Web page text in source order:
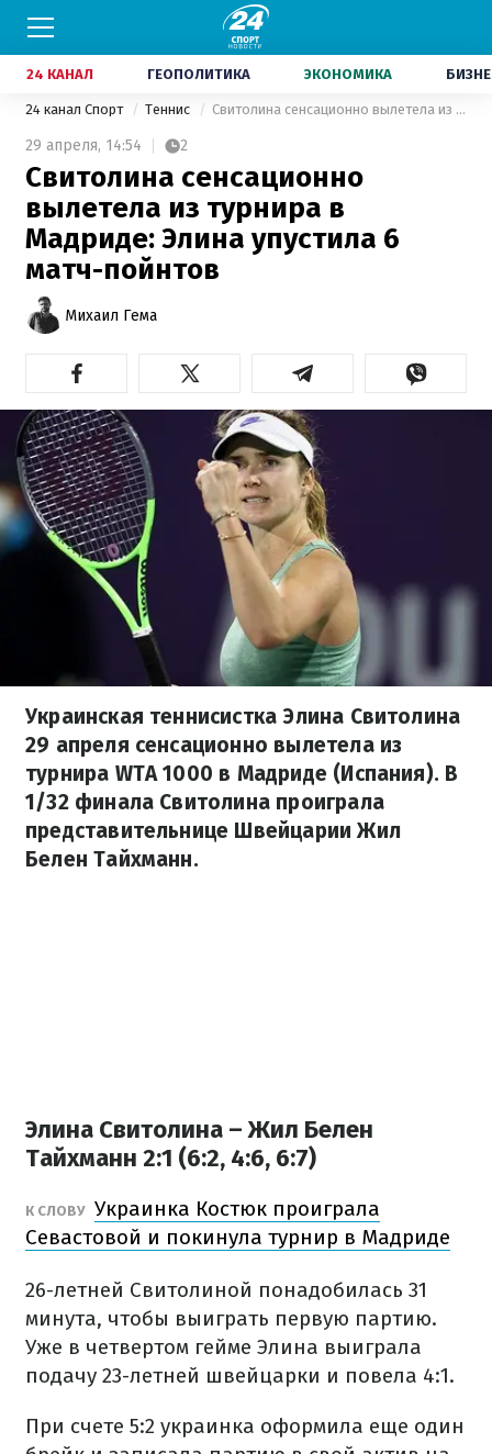
24 КАНАЛ ГЕОПОЛИТИКА ЭКОНОМИКА
24 канал Спорт Теннис Свитолина сенсационно вылетела из турнира в Мадриде: Элина упустила 6 матч-пойнтов
29 апреля, 14:54 2
Свитолина сенсационно
вылетела из турнира в
Мадриде: Элина упустила 6
матч-пойнтов
Михаил Гема
Украинская теннисистка Элина Свитолина
29 апреля сенсационно вылетела из
турнира WTA 1000 в Мадриде (Испания). В
1/32 финала Свитолина проиграла
представительнице Швейцарии Жил
Белен Тайхманн.
Элина Свитолина – Жил Белен
Тайхманн 2:1 (6:2, 4:6, 6:7)
К СЛОВУ Украинка Костюк проиграла
Севастовой и покинула турнир в Мадриде
26-летней Свитолиной понадобилась 31
минута, чтобы выиграть первую партию.
Уже в четвертом гейме Элина выиграла
подачу 23-летней швейцарки и повела 4:1.
При счете 5:2 украинка оформила еще один